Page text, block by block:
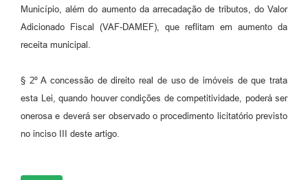
Município, além do aumento da arrecadação de tributos, do Valor
Adicionado Fiscal (VAF-DAMEF), que reflitam em aumento da
receita municipal.
§ 2º A concessão de direito real de uso de imóveis de que trata
esta Lei, quando houver condições de competitividade, poderá ser
onerosa e deverá ser observado o procedimento licitatório previsto
no inciso III deste artigo.